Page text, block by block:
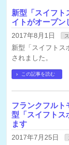
新型「スイフト
イトがオープン
2017年8月1日
新型「スイフトス
されました。
この記事を読む
フランクフルト
型「スイフトス
ます
2017年7月25日